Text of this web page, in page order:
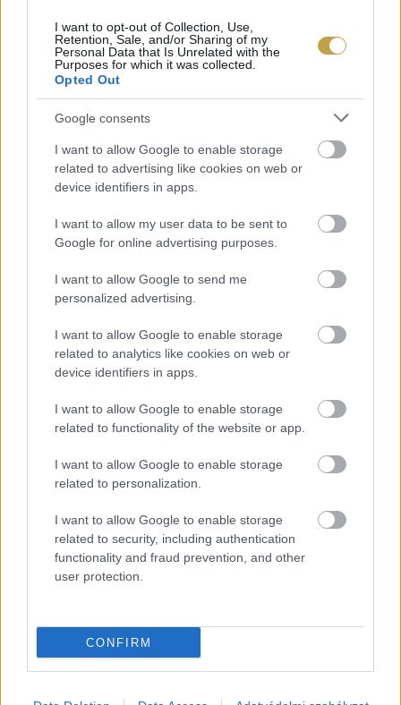
I want to opt-out of Collection, Use,
Retention, Sale, and/or Sharing of my
Personal Data that Is Unrelated with the
Purposes for which it was collected.
Opted Out
Google consents
I want to allow Google to enable storage
related to advertising like cookies on web or
device identifiers in apps.
I want to allow my user data to be sent to
Google for online advertising purposes.
I want to allow Google to send me
personalized advertising.
I want to allow Google to enable storage
related to analytics like cookies on web or
device identifiers in apps.
I want to allow Google to enable storage
related to functionality of the website or app.
I want to allow Google to enable storage
related to personalization.
I want to allow Google to enable storage
related to security, including authentication
functionality and fraud prevention, and other
user protection.
CONFIRM
A mikró tehát nem azért jelenthet veszélyeket,
mert sugárzást használ. A mikrohullámok
inkább az okozza, ha a hullámok váratlanul
koncentrálódnak – például egy fémtárgy éles
szélén.